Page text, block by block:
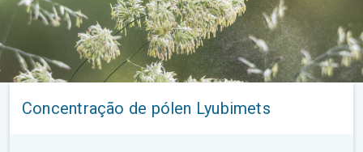
Concentração de pólen Lyubimets